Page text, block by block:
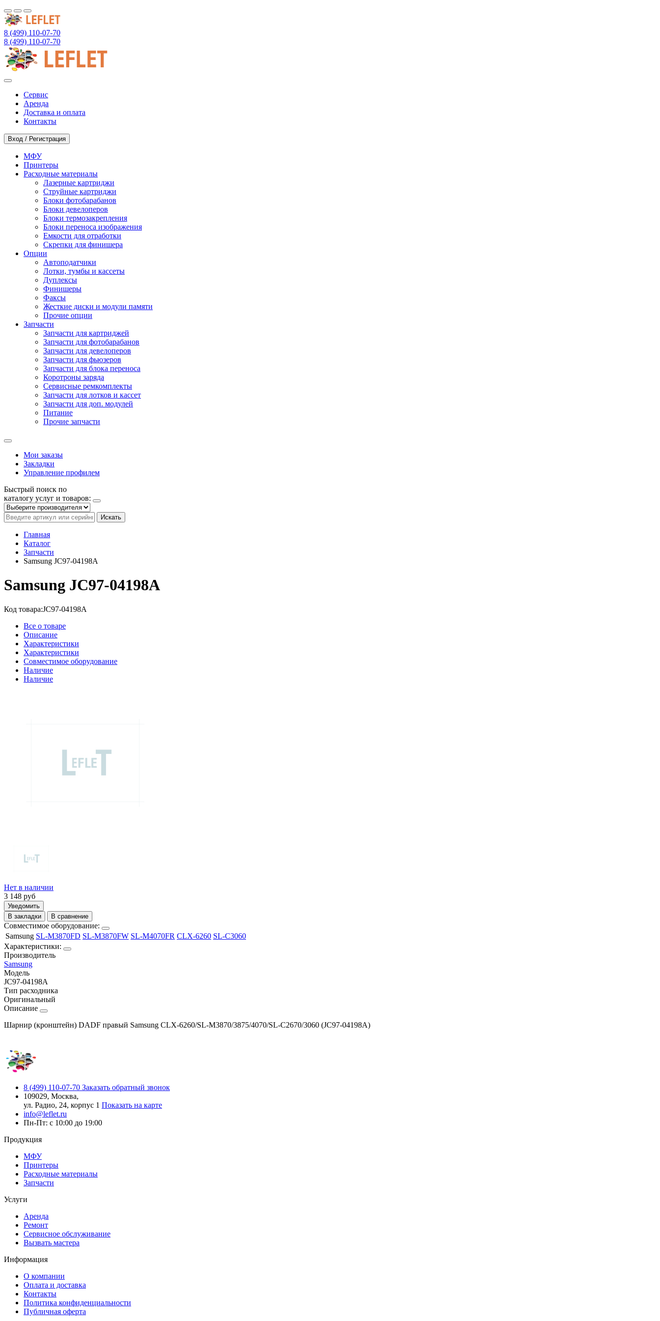
8 (499) 110-07-70
8 (499) 110-07-70
Сервис
Аренда
Доставка и оплата
Контакты
Вход / Регистрация
МФУ
Принтеры
Расходные материалы
Лазерные картриджи
Струйные картриджи
Блоки фотобарабанов
Блоки девелоперов
Блоки термозакрепления
Блоки переноса изображения
Емкости для отработки
Скрепки для финишера
Опции
Автоподатчики
Лотки, тумбы и кассеты
Дуплексы
Финишеры
Факсы
Жесткие диски и модули памяти
Прочие опции
Запчасти
Запчасти для картриджей
Запчасти для фотобарабанов
Запчасти для девелоперов
Запчасти для фьюзеров
Запчасти для блока переноса
Коротроны заряда
Сервисные ремкомплекты
Запчасти для лотков и кассет
Запчасти для доп. модулей
Питание
Прочие запчасти
Мои заказы
Закладки
Управление профилем
Быстрый поиск по
каталогу услуг и товаров:
Искать
Главная
Каталог
Запчасти
Samsung JC97-04198A
Samsung JC97-04198A
Код товара:JC97-04198A
Все о товаре
Описание
Характеристики
Характеристики
Совместимое оборудование
Наличие
Наличие
Нет в наличии
3 148 руб
Уведомить
В закладки
В сравнение
Совместимое оборудование:
Samsung SL-M3870FD SL-M3870FW SL-M4070FR CLX-6260 SL-C3060
Характеристики:
Производитель
Samsung
Модель
JC97-04198A
Тип расходника
Оригинальный
Описание
Шарнир (кронштейн) DADF правый Samsung CLX-6260/SL-M3870/3875/4070/SL-C2670/3060 (JC97-04198A)
8 (499) 110-07-70 Заказать обратный звонок
109029, Москва,
ул. Радио, 24, корпус 1 Показать на карте
info@leflet.ru
Пн-Пт: с 10:00 до 19:00
Продукция
МФУ
Принтеры
Расходные материалы
Запчасти
Услуги
Аренда
Ремонт
Сервисное обслуживание
Вызвать мастера
Информация
О компании
Оплата и доставка
Контакты
Политика конфиденциальности
Публичная оферта